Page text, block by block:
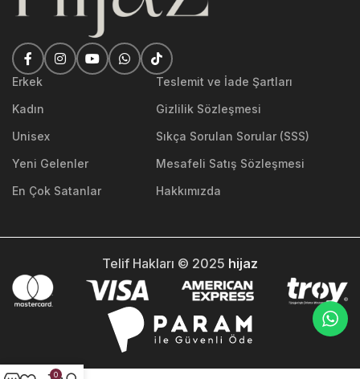
Erkek
Kadın
Unisex
Yeni Gelenler
En Çok Satanlar
Teslemit ve İade Şartları
Gizlilik Sözleşmesi
Sıkça Sorulan Sorular (SSS)
Mesafeli Satış Sözleşmesi
Hakkımızda
Telif Hakları © 2025 hijaz
0